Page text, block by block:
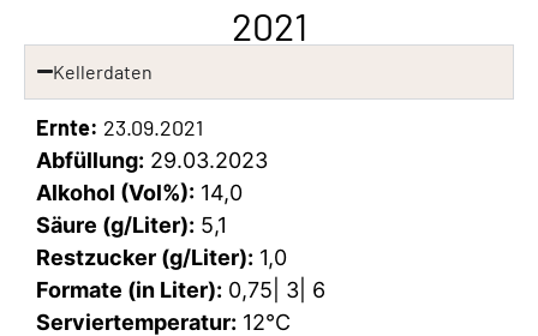
2021
Kellerdaten
Ernte: 23.09.2021
Abfüllung: 29.03.2023
Alkohol (Vol%): 14,0
Säure (g/Liter): 5,1
Restzucker (g/Liter): 1,0
Formate (in Liter): 0,75| 3| 6
Serviertemperatur: 12°C